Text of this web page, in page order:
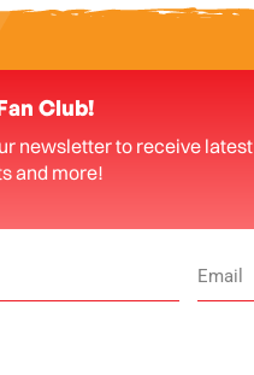
Club!
newsletter to receive latest
and more!